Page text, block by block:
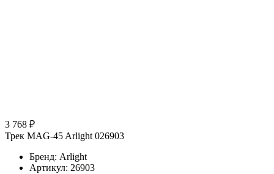
3 768 ₽
Трек MAG-45 Arlight 026903
Бренд: Arlight
Артикул: 26903